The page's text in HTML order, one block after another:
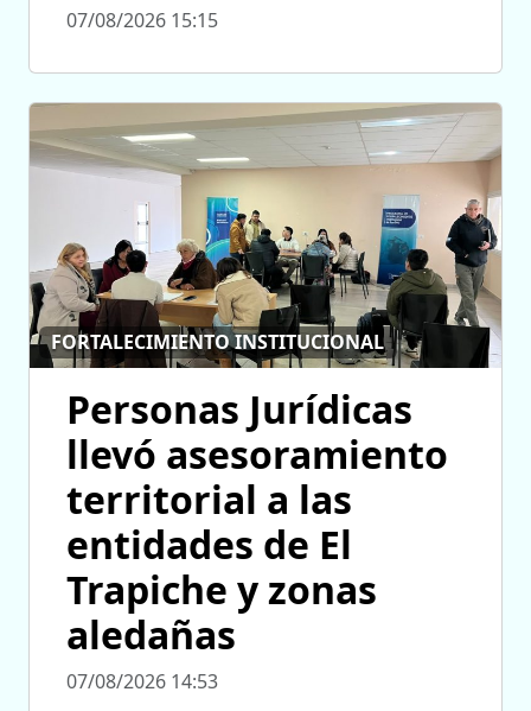
07/08/2026 15:15
FORTALECIMIENTO INSTITUCIONAL
Personas Jurídicas
llevó asesoramiento
territorial a las
entidades de El
Trapiche y zonas
aledañas
07/08/2026 14:53